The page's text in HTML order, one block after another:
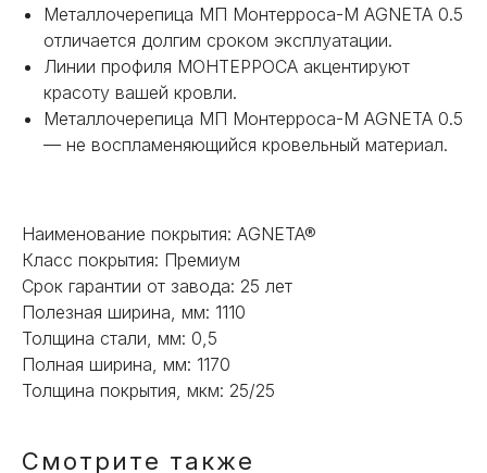
Металлочерепица МП Монтерроса-M AGNETA 0.5
отличается долгим сроком эксплуатации.
Линии профиля МОНТЕРРОСА акцентируют
красоту вашей кровли.
Металлочерепица МП Монтерроса-M AGNETA 0.5
— не воспламеняющийся кровельный материал.
Наименование покрытия: AGNETA®
Класс покрытия: Премиум
Срок гарантии от завода: 25 лет
Полезная ширина, мм: 1110
Толщина стали, мм: 0,5
Полная ширина, мм: 1170
Толщина покрытия, мкм: 25/25
Смотрите также
Или напишите нам напрямую
+7